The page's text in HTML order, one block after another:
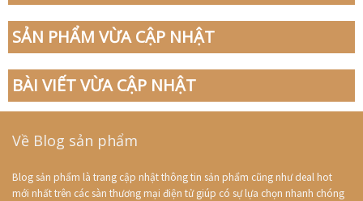
SẢN PHẨM VỪA CẬP NHẬT
BÀI VIẾT VỪA CẬP NHẬT
Về Blog sản phẩm
Blog sản phẩm là trang cập nhật thông tin sản phẩm cũng như deal hot
mới nhất trên các sàn thương mại điện tử giúp có sự lựa chọn nhanh chóng